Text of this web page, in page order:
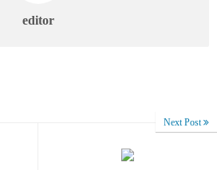
editor
Next Post